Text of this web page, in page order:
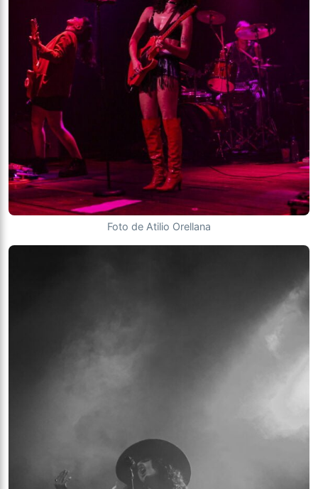
Foto de Atilio Orellana